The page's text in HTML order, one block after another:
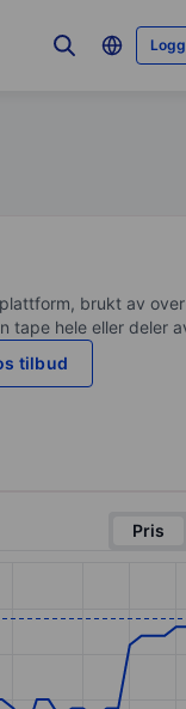
brukt av over
tape hele eller deler
tilbud
Pris